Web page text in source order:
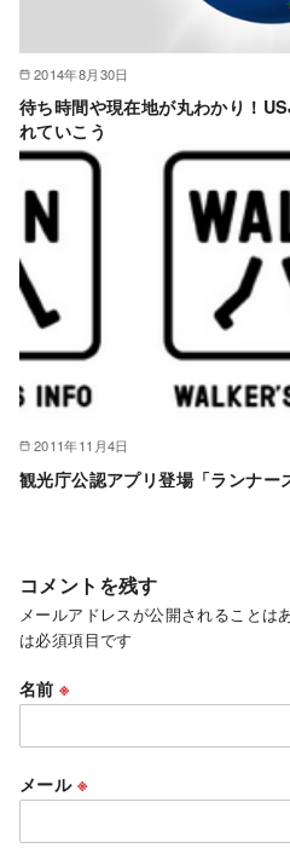
2014年8月30日
待ち時間や現在地が丸わかり！
れていこう
2011年11月4日
観光庁公認アプリ登場「ランナー
コメントを残す
メールアドレスが公開されることは
は必須項目です
名前※
メール ※